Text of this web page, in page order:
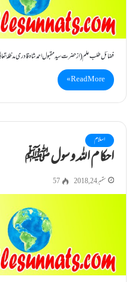
فضائل طلب علم (از حضرت سید مقبول احمد شاہ قادری مدظلہٗ
Read More »
اسلام
احکام اللہ و سول ﷺ
ستمبر 24, 2018 57